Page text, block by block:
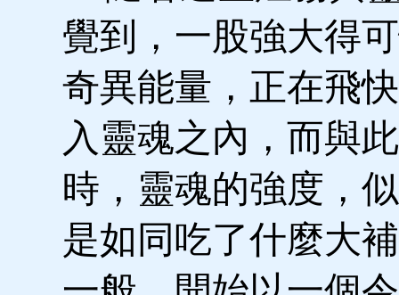
覺到，一股強大得
奇異能量，正在飛
入靈魂之內，而與
時，靈魂的強度，
是如同吃了什麼大